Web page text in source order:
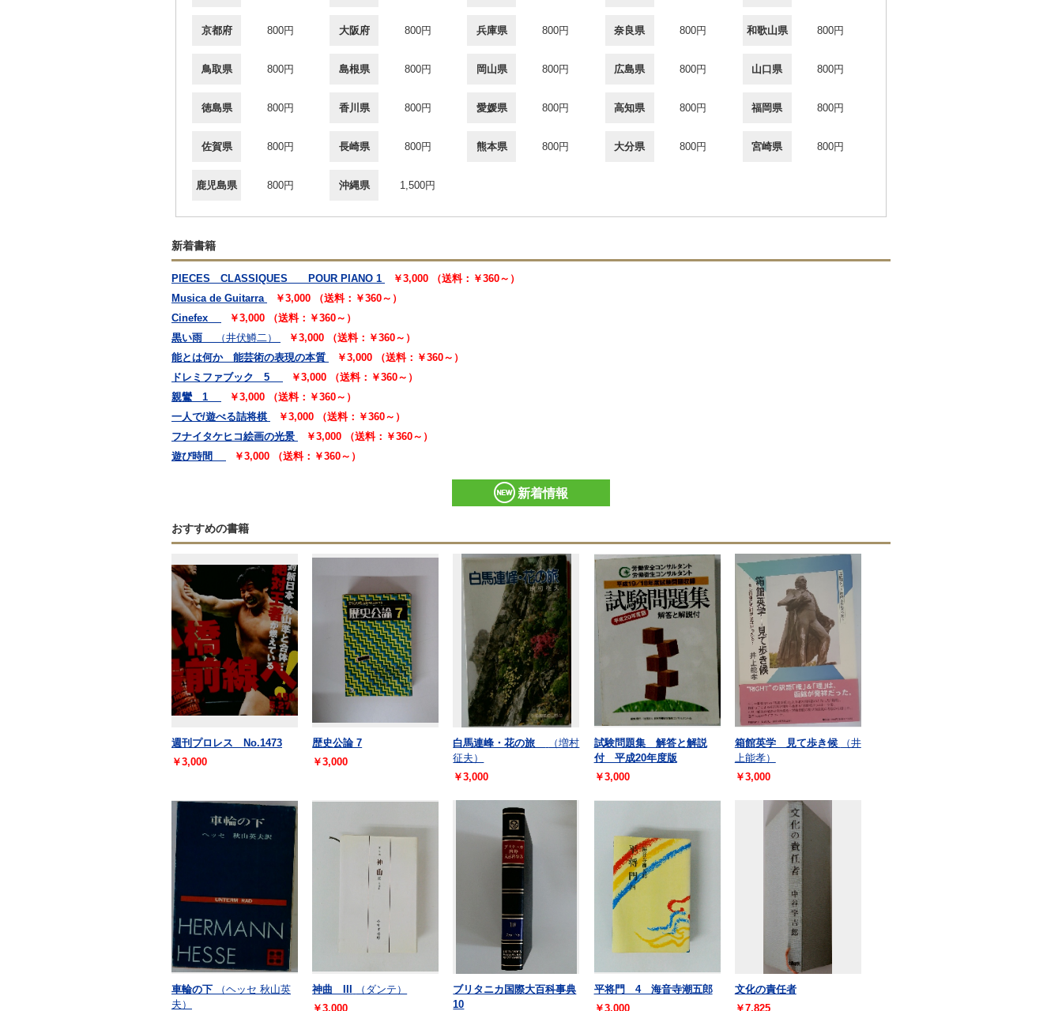
京都府 800円 大阪府 800円 兵庫県 800円 奈良県 800円 和歌山県 800円
鳥取県 800円 島根県 800円 岡山県 800円 広島県 800円 山口県 800円
徳島県 800円 香川県 800円 愛媛県 800円 高知県 800円 福岡県 800円
佐賀県 800円 長崎県 800円 熊本県 800円 大分県 800円 宮崎県 800円
鹿児島県 800円 沖縄県 1,500円
新着書籍
PIECES CLASSIQUES POUR PIANO 1
￥3,000 （送料：￥360～）
Musica de Guitarra
￥3,000 （送料：￥360～）
Cinefex
￥3,000 （送料：￥360～）
黒い雨
（井伏鱒二）
￥3,000 （送料：￥360～）
能とは何か 能芸術の表現の本質
￥3,000 （送料：￥360～）
ドレミファブック 5
￥3,000 （送料：￥360～）
親鸞 1
￥3,000 （送料：￥360～）
一人で/遊べる詰将棋
￥3,000 （送料：￥360～）
フナイタケヒコ絵画の光景
￥3,000 （送料：￥360～）
遊び時間
￥3,000 （送料：￥360～）
新着情報
おすすめの書籍
週刊プロレス No.1473
￥3,000
歴史公論 7
￥3,000
白馬連峰・花の旅
（増村
征夫）
￥3,000
試験問題集 解答と解説
付 平成20年度版
￥3,000
箱館英学 見て歩き候
（井
上能孝）
￥3,000
車輪の下
（ヘッセ 秋山英
夫）
神曲 III
（ダンテ）
￥3,000
ブリタニカ国際大百科事典
10
平将門 4 海音寺潮五郎
￥3,000
文化の責任者
￥7,825